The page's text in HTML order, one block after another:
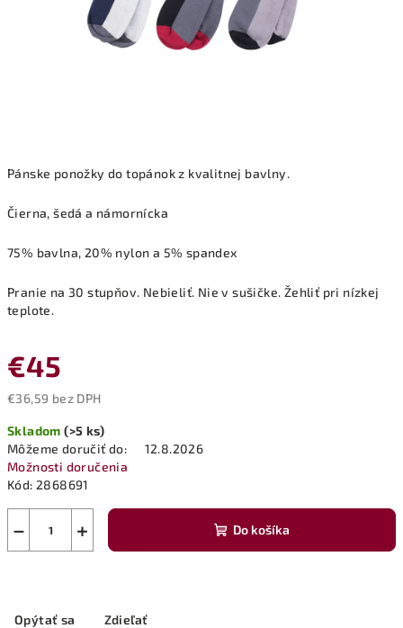
Pánske ponožky do topánok z kvalitnej bavlny.
Čierna, šedá a námornícka
75% bavlna, 20% nylon a 5% spandex
Pranie na 30 stupňov. Nebieliť. Nie v sušičke. Žehliť pri nízkej
teplote.
€45
€36,59 bez DPH
cena:
Skladom(>5 ks)
Môžeme doručiť do:
12.8.2026
Možnosti doručenia
Kód: 2868691
+
− Do košíka
Opýtať sa Zdieľať